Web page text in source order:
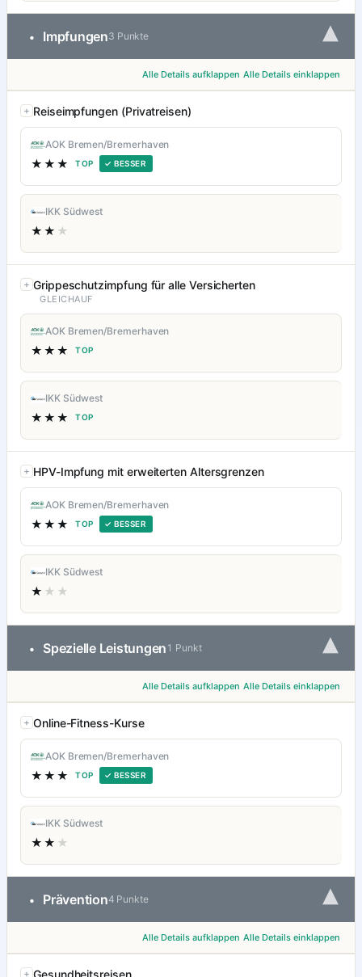
• Impfungen3 Punkte ▾
Alle Details aufklappen Alle Details einklappen
Reiseimpfungen (Privatreisen)
AOK Bremen/Bremerhaven
★★★ TOP ✓ BESSER
IKK Südwest
★★ ★
Grippeschutzimpfung für alle Versicherten
GLEICHAUF
AOK Bremen/Bremerhaven
★★★ TOP
IKK Südwest
★★★ TOP
HPV-Impfung mit erweiterten Altersgrenzen
AOK Bremen/Bremerhaven
★★★ TOP ✓ BESSER
IKK Südwest
★ ★★
• Spezielle Leistungen 1 Punkt ▾
Alle Details aufklappen Alle Details einklappen
Online-Fitness-Kurse
AOK Bremen/Bremerhaven
★★★ TOP ✓ BESSER
IKK Südwest
★★ ★
• Prävention4 Punkte ▾
Alle Details aufklappen Alle Details einklappen